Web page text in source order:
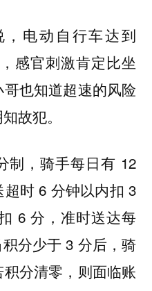
电动自行车达到
感官刺激肯定比坐
也知道超速的风险
故犯。
制，骑手每日有 12
时 6 分钟以内扣 3
6 分，准时送达每
分少于 3 分后，骑
分清零，则面临账